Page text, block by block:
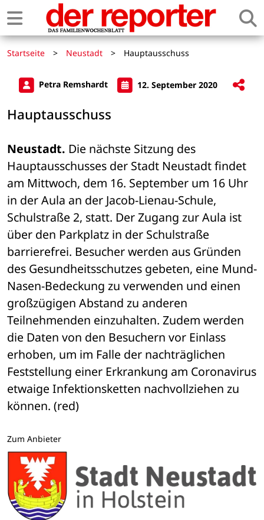
Startseite > Neustadt > Hauptausschuss
Petra Remshardt 12. September 2020
Hauptausschuss
Neustadt. Die nächste Sitzung des
Hauptausschusses der Stadt Neustadt findet
am Mittwoch, dem 16. September um 16 Uhr
in der Aula an der Jacob-Lienau-Schule,
Schulstraße 2, statt. Der Zugang zur Aula ist
über den Parkplatz in der Schulstraße
barrierefrei. Besucher werden aus Gründen
des Gesundheitsschutzes gebeten, eine Mund-
Nasen-Bedeckung zu verwenden und einen
großzügigen Abstand zu anderen
Teilnehmenden einzuhalten. Zudem werden
die Daten von den Besuchern vor Einlass
erhoben, um im Falle der nachträglichen
Feststellung einer Erkrankung am Coronavirus
etwaige Infektionsketten nachvollziehen zu
können. (red)
Zum Anbieter